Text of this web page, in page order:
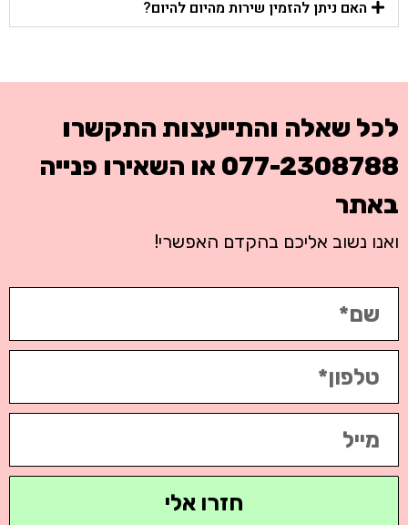
האם ניתן להזמין שירות מהיום להיום?
לכל שאלה והתייעצות התקשרו
077-2308788 או השאירו פנייה
באתר
ואנו נשוב אליכם בהקדם האפשרי!
חזרו אלי